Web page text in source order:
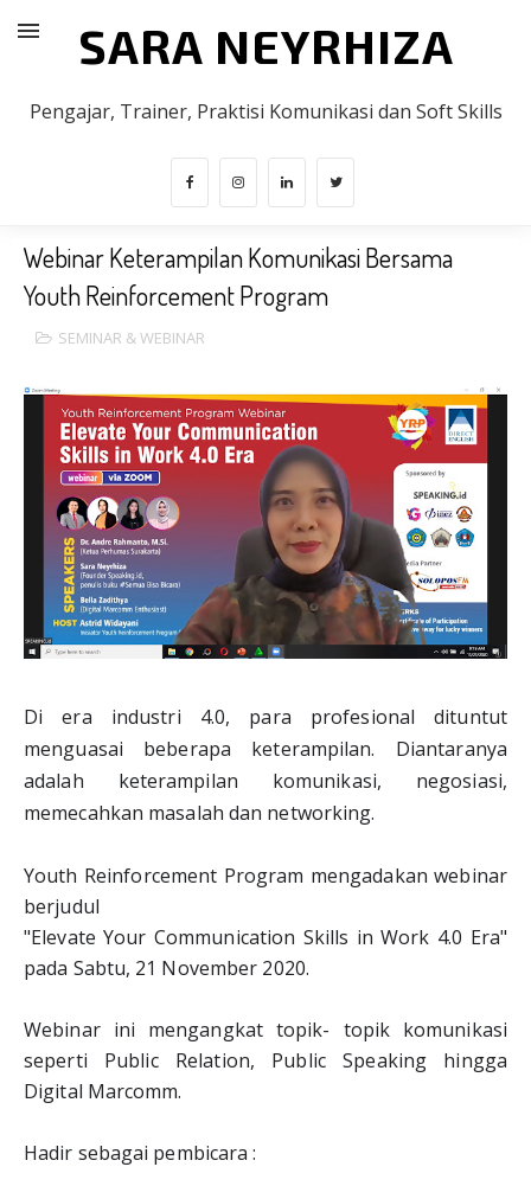
SARA NEYRHIZA
Pengajar, Trainer, Praktisi Komunikasi dan Soft Skills
Webinar Keterampilan Komunikasi Bersama
Youth Reinforcement Program
SEMINAR & WEBINAR
Di era industri 4.0, para profesional dituntut
menguasai beberapa keterampilan. Diantaranya
adalah keterampilan komunikasi, negosiasi,
memecahkan masalah dan networking.
Youth Reinforcement Program mengadakan webinar
berjudul
"Elevate Your Communication Skills in Work 4.0 Era"
pada Sabtu, 21 November 2020.
Webinar ini mengangkat topik- topik komunikasi
seperti Public Relation, Public Speaking hingga
Digital Marcomm.
Hadir sebagai pembicara :